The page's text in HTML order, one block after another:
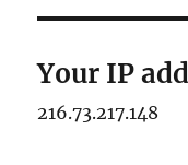
Your IP
216.73.217.148